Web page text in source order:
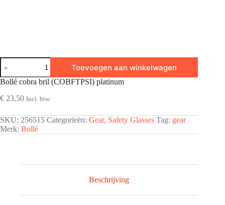
Bollé
cobra
bril
(COBFTPSI)
platinum
aantal
Toevoegen aan winkelwagen
Bollé cobra bril (COBFTPSI) platinum
€ 23,50 Incl. btw
SKU: 256515 Categorieën: Gear, Safety Glasses Tag: gear
Merk: Bollé
Beschrijving